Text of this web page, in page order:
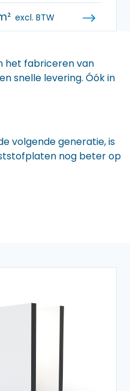
excl. BTW
het fabriceren van
snelle levering. Óók in
volgende generatie, is
nog beter op